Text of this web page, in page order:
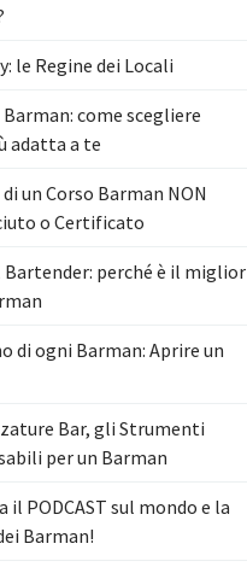
le Regine dei Locali
Barman: come scegliere
adatta a te
un Corso Barman NON
o Certificato
Bartender: perché è il miglior
di ogni Barman: Aprire un
Bar, gli Strumenti
per un Barman
il PODCAST sul mondo e la
Barman!